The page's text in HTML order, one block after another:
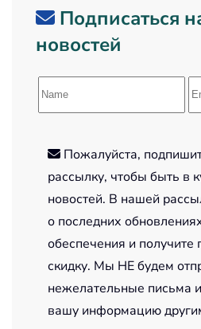
Подписаться
новостей
Пожалуйста,
рассылку, чтобы быть в
новостей. В нашей
о последних
обеспечения и
скидку. Мы НЕ будем
нежелательные письма
вашу информацию